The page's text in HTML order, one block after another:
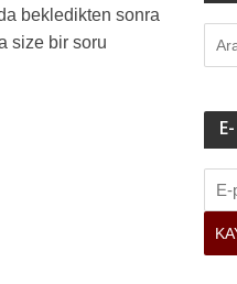
bekledikten sonra
size bir soru